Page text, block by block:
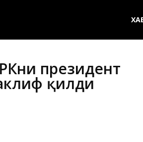
президент
қилди